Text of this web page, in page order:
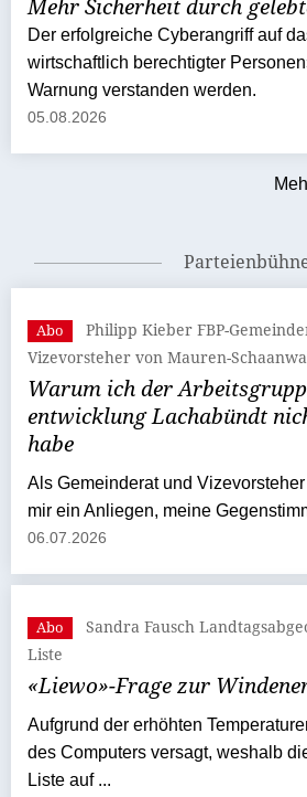
Mehr Sicherheit durch
Der erfolgreiche Cyberangriff auf
wirtschaftlich berechtigter
Warnung verstanden werden.
05.08.2026
Abo
Philipp Kieber FBP-
Vizevorsteher von Mauren-
Warum ich der
entwicklung Lachabündt
habe
Als Gemeinderat und
mir ein Anliegen, meine
06.07.2026
Abo
Sandra Fausch
Liste
«Liewo»-Frage zur
Aufgrund der erhöhten
des Computers versagt, weshalb
Liste auf ...